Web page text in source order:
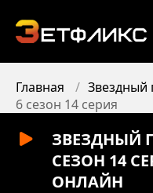
Главная
Звездный
6 сезон 14 серия
ЗВЕЗДНЫЙ
СЕЗОН 14
ОНЛАЙН